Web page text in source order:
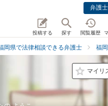
弁護
投稿する 探す 閲覧履歴
岡県で法律相談できる弁護士 福
マイリ